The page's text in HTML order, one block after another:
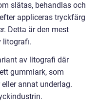
slätas, behandlas och
appliceras tryckfärg
Detta är den mest
litografi.
av litografi där
gummiark, som
annat underlag.